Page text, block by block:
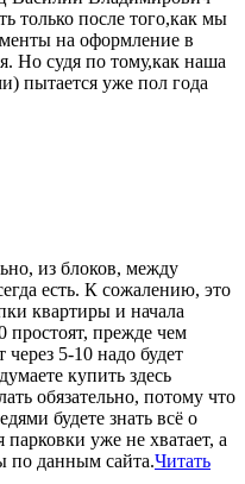
только после того,как мы
на оформление в
Но судя по тому,как наша
пытается уже пол года
из блоков, между
есть. К сожалению, это
квартиры и начала
простоят, прежде чем
5-10 надо будет
купить здесь
обязательно, потому что
будете знать всё о
уже не хватает, а
по данным сайта.Читать